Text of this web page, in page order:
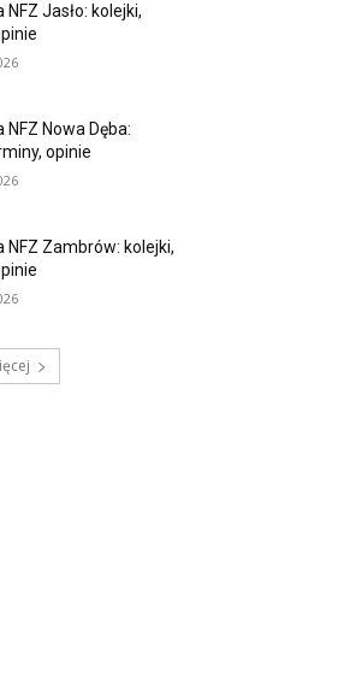
NFZ Jasło: kolejki,
NFZ Nowa Dęba:
opinie
NFZ Zambrów: kolejki,